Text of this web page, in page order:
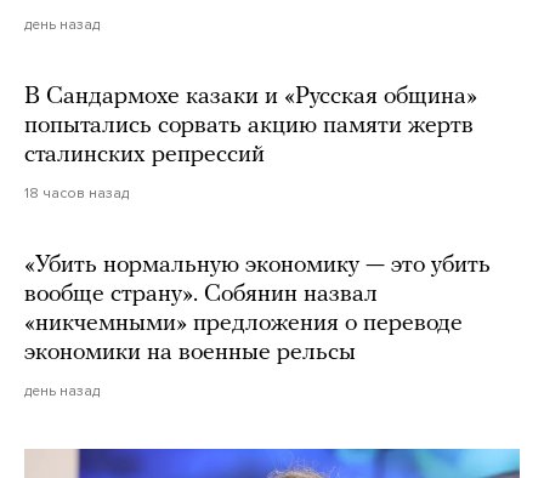
день назад
В Сандармохе казаки и «Русская община»
попытались сорвать акцию памяти жертв
сталинских репрессий
18 часов назад
«Убить нормальную экономику — это убить
вообще страну». Собянин назвал
«никчемными» предложения о переводе
экономики на военные рельсы
день назад